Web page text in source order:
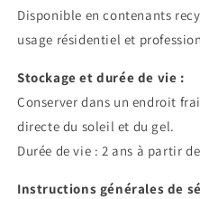
Disponible en contenants
usage résidentiel et
Stockage et durée de vie :
Conserver dans un endroit
directe du soleil et du gel.
Durée de vie : 2 ans à partir
Instructions générales de